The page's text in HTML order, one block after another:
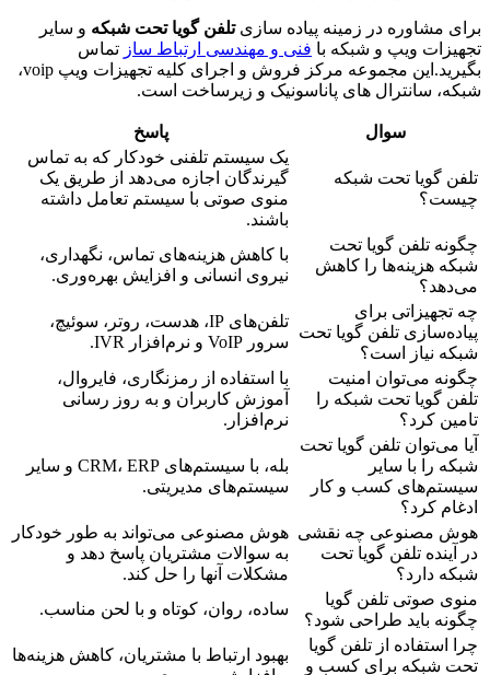
مشاوره در زمینه پیاده سازیتلفن گویا تحت شبکهو سایر
ویپ و شبکه بافنی و مهندسی ارتباط سازتماس
بگیرید.این مجموعه مرکز فروش و اجرای کلیه تجهیزات ویپ voip،
سانترال های پاناسونیک و زیرساخت است.
سوال پاسخ
گویا تحت شبکه
یک سیستم تلفنی خودکار که به تماس
گیرندگان اجازه می‌دهد از طریق یک
منوی صوتی با سیستم تعامل داشته
باشند.
تلفن گویا تحت
هزینه‌ها را کاهش
با کاهش هزینه‌های تماس، نگهداری،
نیروی انسانی و افزایش بهره‌وری.
برای
تلفن گویا تحت
نیاز است؟
تلفن‌های IP، هدست، روتر، سوئیچ،
سرور VoIP و نرم‌افزار IVR.
می‌توان امنیت
گویا تحت شبکه را
کرد؟
با استفاده از رمزنگاری، فایروال،
آموزش کاربران و به روز رسانی
نرم‌افزار.
می‌توان تلفن گویا تحت
را با سایر
کسب و کار
کرد؟
بله، با سیستم‌های CRM، ERP و سایر
سیستم‌های مدیریتی.
مصنوعی چه نقشی
تلفن گویا تحت
دارد؟
هوش مصنوعی می‌تواند به طور خودکار
به سوالات مشتریان پاسخ دهد و
مشکلات آنها را حل کند.
صوتی تلفن گویا
باید طراحی شود؟
ساده، روان، کوتاه و با لحن مناسب.
استفاده از تلفن گویا
شبکه برای کسب و
بهبود ارتباط با مشتریان، کاهش هزینه‌ها